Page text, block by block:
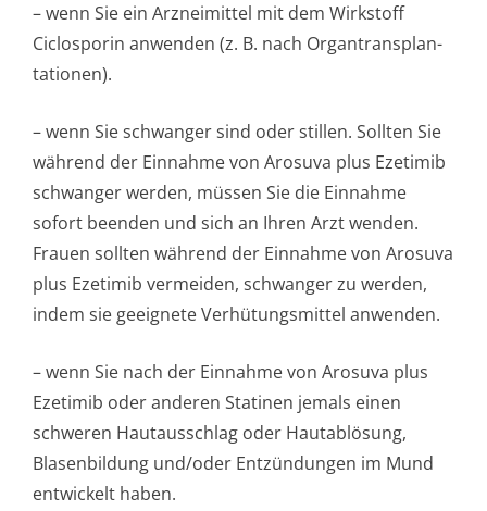
– wenn Sie ein Arzneimittel mit dem Wirkstoff
Ciclosporin anwenden (z. B. nach Organtransplan­
tationen).
– wenn Sie schwanger sind oder stillen. Sollten Sie
während der Einnahme von Arosuva plus Ezetimib
schwanger werden, müssen Sie die Einnahme
sofort beenden und sich an Ihren Arzt wenden.
Frauen sollten während der Einnahme von Arosuva
plus Ezetimib vermeiden, schwanger zu werden,
indem sie geeignete Verhütungsmittel anwenden.
– wenn Sie nach der Einnahme von Arosuva plus
Ezetimib oder anderen Statinen jemals einen
schweren Hautausschlag oder Hautablösung,
Blasenbildung und/oder Entzündungen im Mund
entwickelt haben.